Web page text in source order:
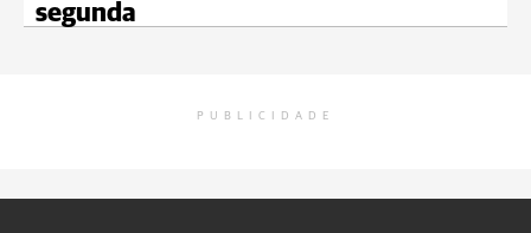
segunda
PUBLICIDADE